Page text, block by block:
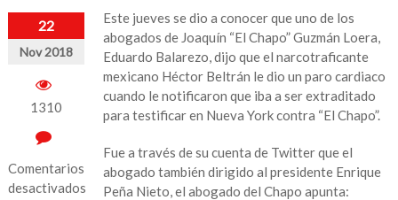
22
Nov 2018
1310
Comentarios
desactivados
Este jueves se dio a conocer que uno de los
abogados de Joaquín “El Chapo” Guzmán Loera,
Eduardo Balarezo, dijo que el narcotraficante
mexicano Héctor Beltrán le dio un paro cardiaco
cuando le notificaron que iba a ser extraditado
para testificar en Nueva York contra “El Chapo”.
Fue a través de su cuenta de Twitter que el
abogado también dirigido al presidente Enrique
Peña Nieto, el abogado del Chapo apunta: